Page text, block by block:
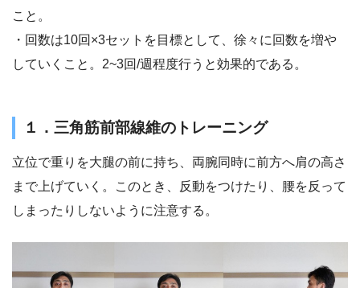
こと。
・回数は10回×3セットを目標として、徐々に回数を増や
していくこと。2~3回/週程度行うと効果的である。
１．三角筋前部線維のトレーニング
立位で重りを大腿の前に持ち、両腕同時に前方へ肩の高さ
まで上げていく。このとき、反動をつけたり、腰を反って
しまったりしないように注意する。